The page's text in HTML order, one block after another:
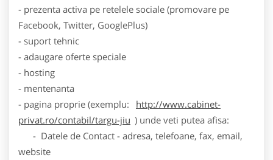
- prezenta activa pe retelele sociale (promovare pe
Facebook, Twitter, GooglePlus)
- suport tehnic
- adaugare oferte speciale
- hosting
- mentenanta
- pagina proprie (exemplu:
http://www.cabinet-
privat.ro/contabil/targu-jiu ) unde veti putea afisa:
- Datele de Contact - adresa, telefoane, fax, email,
website